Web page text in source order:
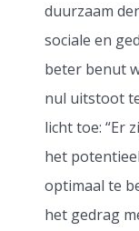
duurzaam
sociale en
beter benut
nul uitstoot
licht toe: “Er
het
optimaal te
het gedrag